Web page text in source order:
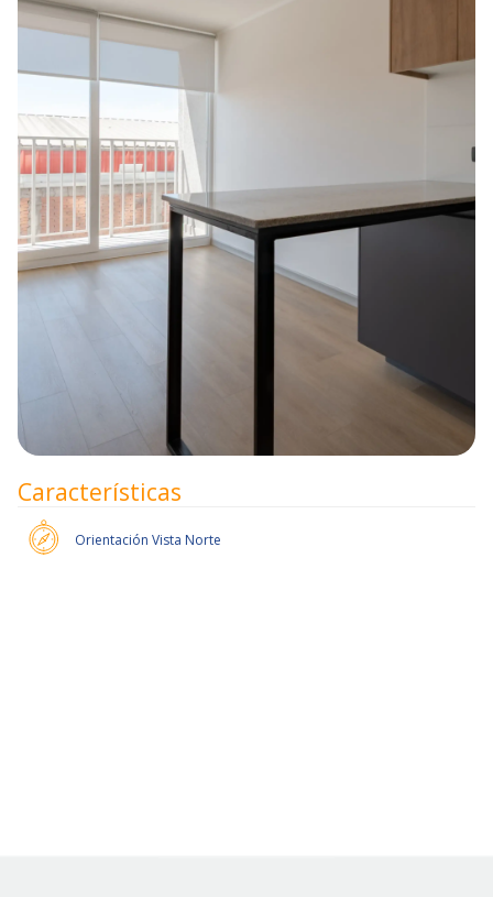
Características
Orientación Vista Norte